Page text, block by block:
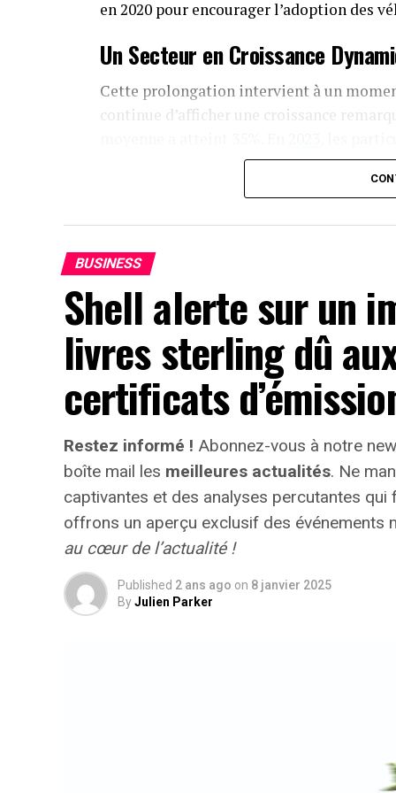
en 2020 pour encourager l’adoption des
Un Secteur en Croissance
Cette prolongation intervient à un
continue d’afficher une croissance
acquisitions de véhicules électriques,
Concrètement,cette mesure permet aux
recharge pour leurs employés sans
recharges ne seront pas pris en compte
abattement de 50% sur ces avantages est
euros pour l’année prochaine.
Accélération Vers une Mobilité
Cette initiative fait partie d’une
parc automobile français. Cependant, les
immatriculés par ces entités étaient
néanmoins inciter davantage
demeurent concernant les infrastructures
l’autonomie des véhicules et les
progressive du bonus écologique pour
Avenir Prometteur Pour La
engagement croissant envers la
En maintenant ces mesures fiscales
BUSINESS
Shell alerte sur un
livres sterling dû
certificats
Restez informé ! Abonnez-vous à notre
boîte mail les meilleures actualités. Ne
captivantes et des analyses percutantes
offrons un aperçu exclusif des événements
au cœur de l’actualité !
Published 2 ans ago on 8 janvier 2025
ByJulien Parker